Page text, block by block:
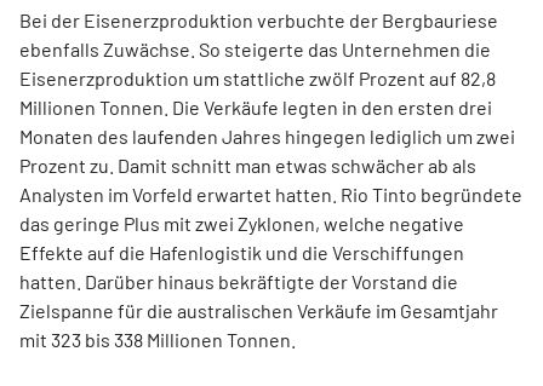
Bei der Eisenerzproduktion verbuchte der Bergbauriese
ebenfalls Zuwächse. So steigerte das Unternehmen die
Eisenerzproduktion um stattliche zwölf Prozent auf 82,8
Millionen Tonnen. Die Verkäufe legten in den ersten drei
Monaten des laufenden Jahres hingegen lediglich um zwei
Prozent zu. Damit schnitt man etwas schwächer ab als
Analysten im Vorfeld erwartet hatten. Rio Tinto begründete
das geringe Plus mit zwei Zyklonen, welche negative
Effekte auf die Hafenlogistik und die Verschiffungen
hatten. Darüber hinaus bekräftigte der Vorstand die
Zielspanne für die australischen Verkäufe im Gesamtjahr
mit 323 bis 338 Millionen Tonnen.